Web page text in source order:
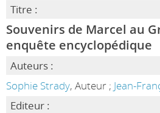
Titre :
Souvenirs de Marcel au
enquête encyclopédique
Auteurs :
Sophie Strady, Auteur ; Jean-
Editeur :